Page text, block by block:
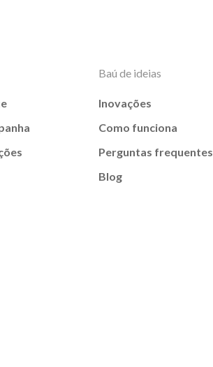
Baú de ideias
Inovações
Como funciona
Perguntas frequentes
Blog